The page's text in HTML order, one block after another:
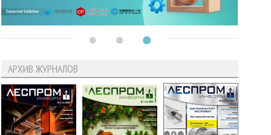
АРХИВ ЖУРНАЛОВ